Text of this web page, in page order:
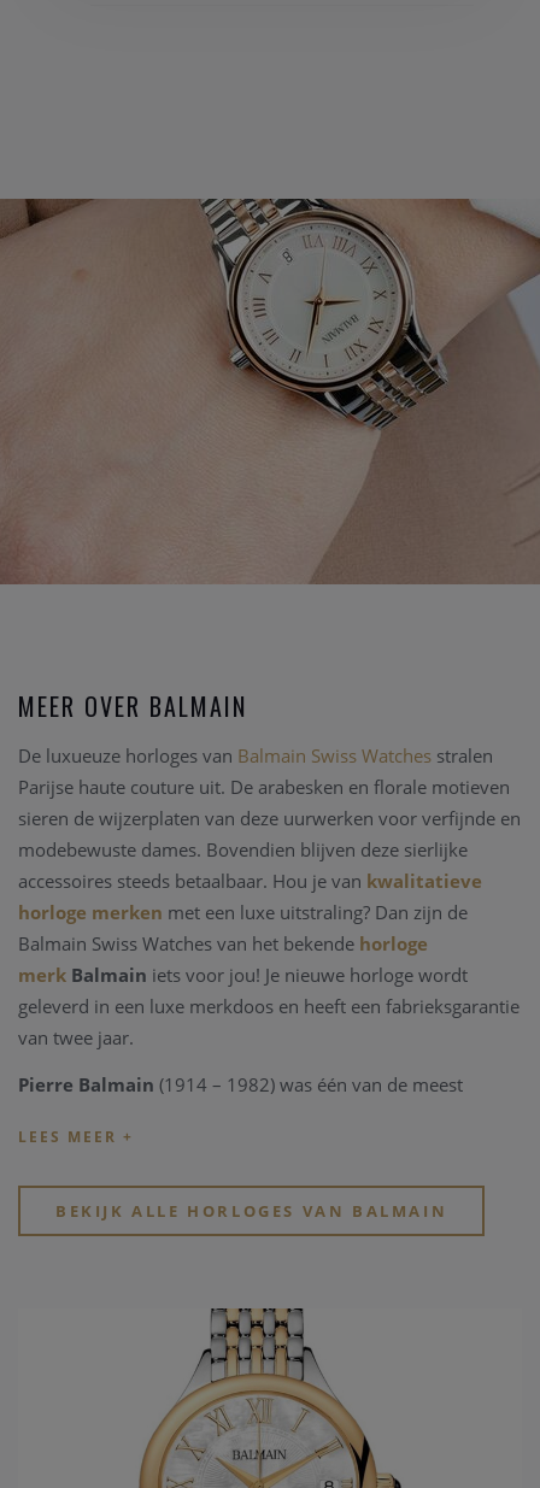
MEER OVER BALMAIN
De luxueuze horloges van Balmain Swiss Watches stralen
Parijse haute couture uit. De arabesken en florale motieven
sieren de wijzerplaten van deze uurwerken voor verfijnde en
modebewuste dames. Bovendien blijven deze sierlijke
accessoires steeds betaalbaar. Hou je van kwalitatieve
horloge merken met een luxe uitstraling? Dan zijn de
Balmain Swiss Watches van het bekende horloge
merk Balmain iets voor jou! Je nieuwe horloge wordt
geleverd in een luxe merkdoos en heeft een fabrieksgarantie
van twee jaar.
Pierre Balmain (1914 – 1982) was één van de meest
couture. In 1945 opende hij er zijn eerste werkplaats. Hij
het tijdperk waarin ze leefden. Onder deze vrouwen
bevonden zich koninginnen, prinsessen en sterren uit films
Met zijn kunst heeft hij het idee van luxe à la française
helpen verspreiden in de wereld zoals we die kennen. Als
groot liefhebben van kunst en cultuur werd Pierre Balmain
continu geïnspireerd door de oudste en meest extravagante
kunststijlen in de wereld. Met name de Arabische en
Mandarijnse kunst, waarin allebei grote, stijlvolle en
BEKIJK ALLE HORLOGES VAN BALMAIN